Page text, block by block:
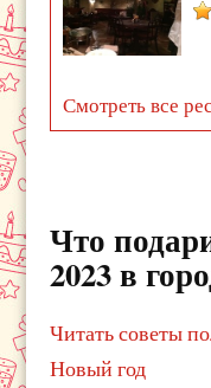
Смотреть все
Что
2023 в
Читать советы
Новый год